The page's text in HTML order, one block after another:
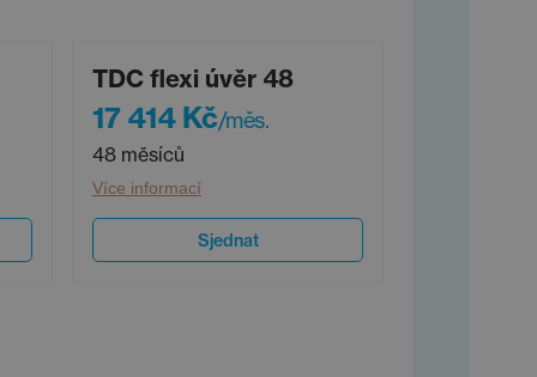
TDC flexi úvěr 48
17 414 Kč/měs.
48 měsíců
Více informací
Sjednat